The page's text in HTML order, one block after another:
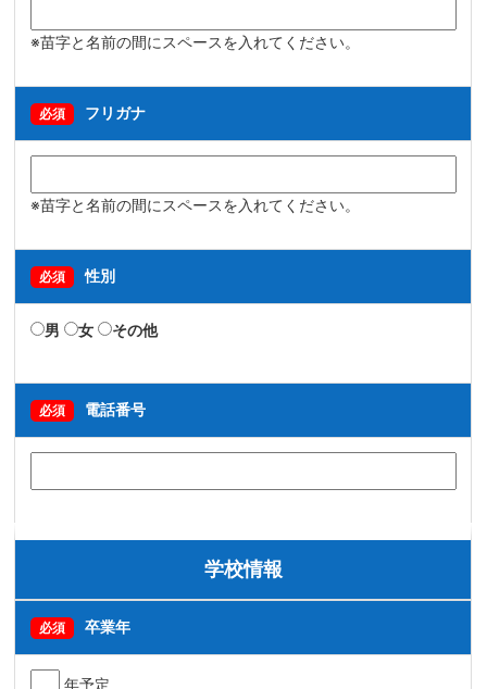
※苗字と名前の間にスペースを入れてください。
必須 フリガナ
※苗字と名前の間にスペースを入れてください。
必須 性別
男 女 その他
必須 電話番号
学校情報
必須 卒業年
年予定